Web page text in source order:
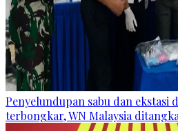
Penyelundupan sabu dan ekstasi
terbongkar, WN Malaysia